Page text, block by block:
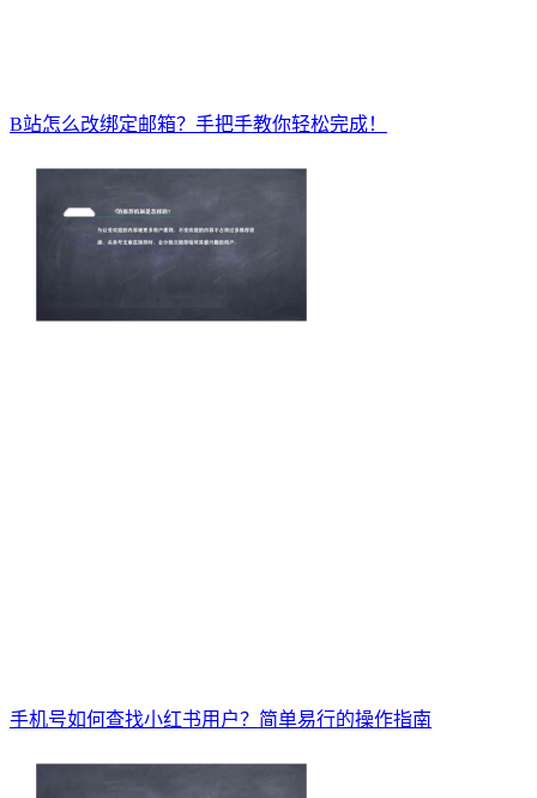
B站怎么改绑定邮箱？手把手教你轻松完成！
手机号如何查找小红书用户？简单易行的操作指南